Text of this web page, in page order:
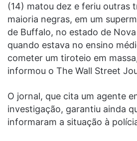
(14) matou dez e feriu outras
maioria negras, em um
de Buffalo, no estado de
quando estava no ensino
cometer um tiroteio em
informou o The Wall Street
O jornal, que cita um agente
investigação, garantiu ainda
informaram a situação à